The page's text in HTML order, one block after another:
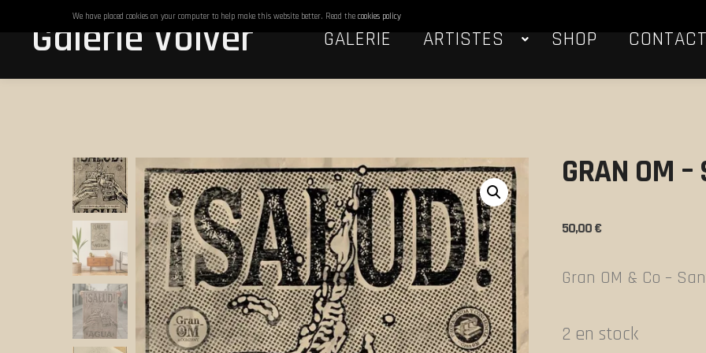
Galerie Volver GALERIE ARTISTES SHOP CONTACT
GRAN OM –
50,00€
Gran OM & Co –
2 en stock
We have placed cookies on your computer to help make this website better. Read the cookies policy